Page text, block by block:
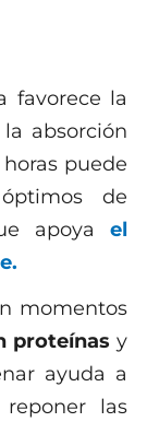
favorece la
absorción
puede
de
apoya
el
momentos
proteínas y
ayuda a
las